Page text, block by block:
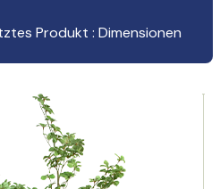
Produkt : Dimensionen